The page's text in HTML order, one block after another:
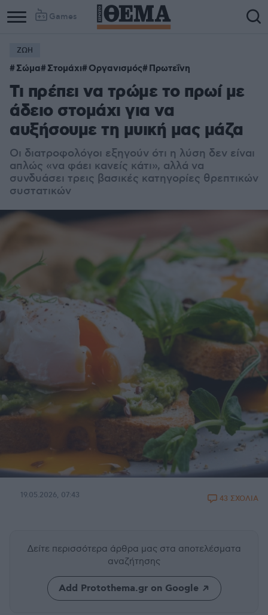
Games
ΖΩΗ
Σώμα Στομάχι Οργανισμός Πρωτεΐνη
Τι πρέπει να τρώμε το πρωί με
άδειο στομάχι για να
αυξήσουμε τη μυική μας μάζα
Οι διατροφολόγοι εξηγούν ότι η λύση δεν είναι
απλώς «να φάει κανείς κάτι», αλλά να
συνδυάσει τρεις βασικές κατηγορίες θρεπτικών
συστατικών
19.05.2026, 07:43 43 ΣΧΟΛΙΑ
Δείτε περισσότερα άρθρα μας στα αποτελέσματα
αναζήτησης
Add Protothema.gr on Google